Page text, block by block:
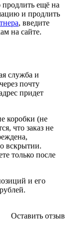
ещё на
и продлить
, введите
на сайте.
служба и
почту
придет
коробки (не
что заказ не
вскрытии.
только после
и его
Оставить отзыв